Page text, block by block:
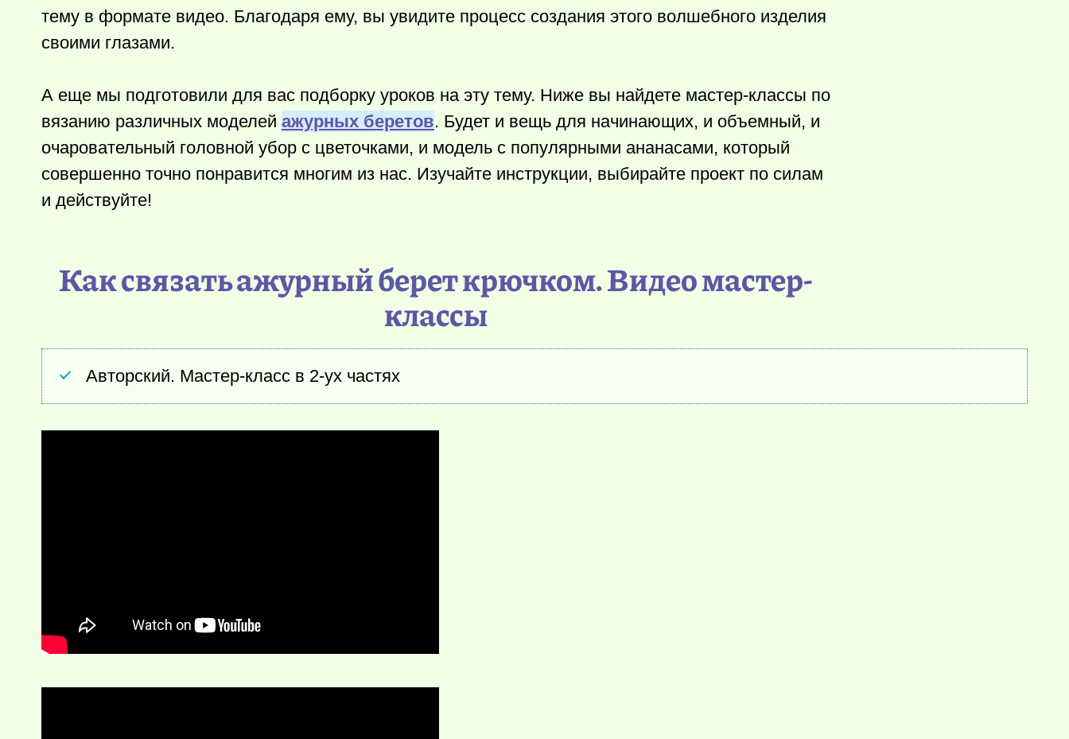
тему в формате видео. Благодаря ему, вы увидите процесс создания этого волшебного изделия
своими глазами.
А еще мы подготовили для вас подборку уроков на эту тему. Ниже вы найдете мастер-классы по
вязанию различных моделей ажурных беретов. Будет и вещь для начинающих, и объемный, и
очаровательный головной убор с цветочками, и модель с популярными ананасами, который
совершенно точно понравится многим из нас. Изучайте инструкции, выбирайте проект по силам
и действуйте!
Как связать ажурный берет крючком. Видео мастер-
классы
Авторский. Мастер-класс в 2-ух частях